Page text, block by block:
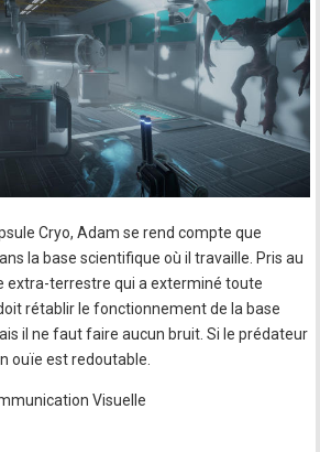
Cryo, Adam se rend compte que
la base scientifique où il travaille. Pris au
extra-terrestre qui a exterminé toute
rétablir le fonctionnement de la base
il ne faut faire aucun bruit. Si le prédateur
ouïe est redoutable.
Visuelle